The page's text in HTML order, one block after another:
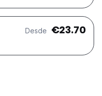
Desde €23.70